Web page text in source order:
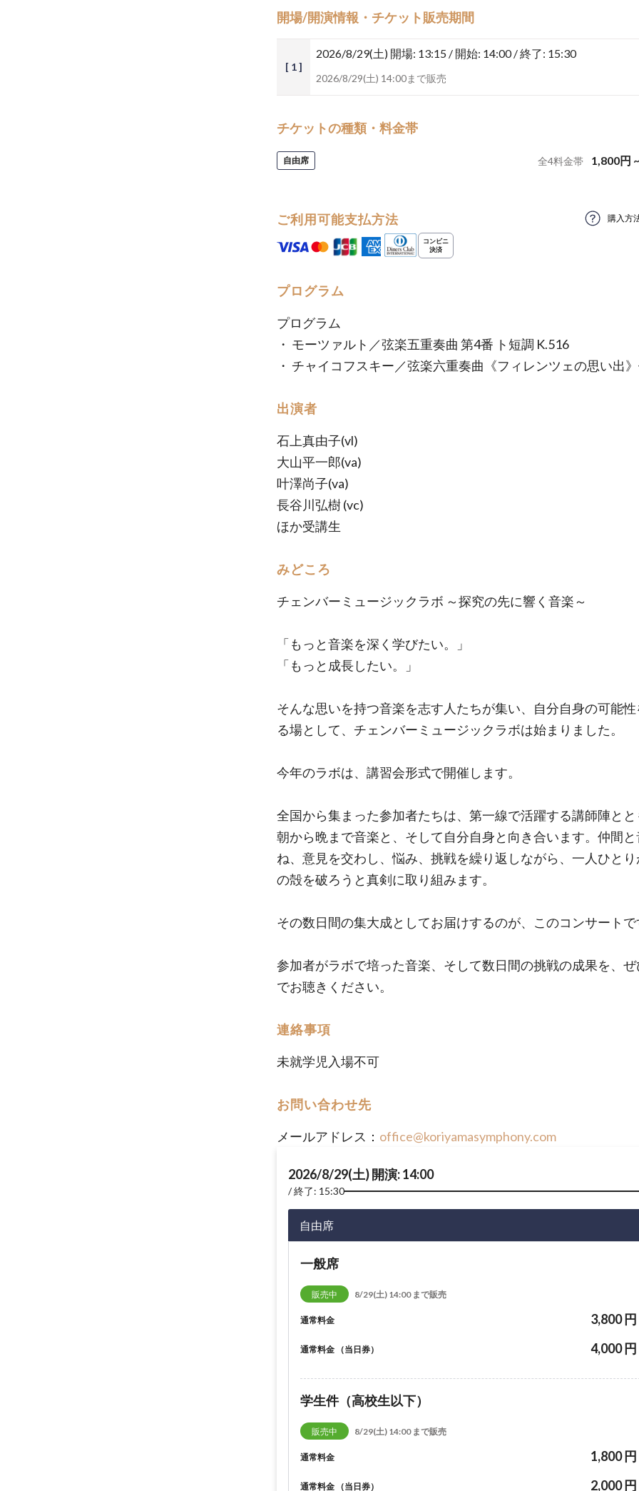
開場/開演情報・チケット販売期間
[ 1 ]
2026/8/29(土) 開場: 13:15 / 開始: 14:00 / 終了: 15:30
2026/8/29(土) 14:00まで販売
チケットの種類・料金帯
自由席 全4料金帯 1,800円 ~
ご利用可能支払方法 購入方
プログラム
プログラム
・ モーツァルト／弦楽五重奏曲 第4番 ト短調 K.516
・ チャイコフスキー／弦楽六重奏曲《フィレンツェの思い出
出演者
石上真由子(vl)
大山平一郎(va)
叶澤尚子(va)
長谷川弘樹 (vc)
ほか受講生
みどころ
チェンバーミュージックラボ ～探究の先に響く音楽～
「もっと音楽を深く学びたい。」
「もっと成長したい。」
そんな思いを持つ音楽を志す人たちが集い、自分自身の可能
る場として、チェンバーミュージックラボは始まりました。
今年のラボは、講習会形式で開催します。
全国から集まった参加者たちは、第一線で活躍する講師陣とと
朝から晩まで音楽と、そして自分自身と向き合います。仲間と
ね、意見を交わし、悩み、挑戦を繰り返しながら、一人ひとり
の殻を破ろうと真剣に取り組みます。
その数日間の集大成としてお届けするのが、このコンサートで
参加者がラボで培った音楽、そして数日間の挑戦の成果を、
でお聴きください。
連絡事項
未就学児入場不可
お問い合わせ先
メールアドレス： office@koriyamasymphony.com
2026/8/29(土) 開演: 14:00
終了: 15:30
自由席
一般席
販売中 8/29(土) 14:00 まで販売
通常料金 3,800 円
通常料金 （当日券） 4,000 円
学生件（高校生以下）
販売中 8/29(土) 14:00 まで販売
通常料金 1,800 円
通常料金 （当日券） 2,000 円